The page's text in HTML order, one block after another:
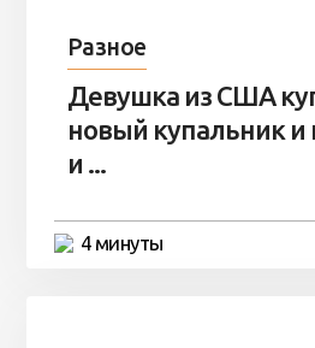
Разное
Девушка из США
новый купальник
и ...
4 минуты